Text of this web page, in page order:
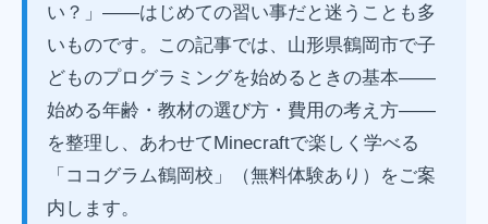
い？」——はじめての習い事だと迷うことも多
いものです。この記事では、山形県鶴岡市で子
どものプログラミングを始めるときの基本——
始める年齢・教材の選び方・費用の考え方——
を整理し、あわせてMinecraftで楽しく学べる
「ココグラム鶴岡校」（無料体験あり）をご案
内します。